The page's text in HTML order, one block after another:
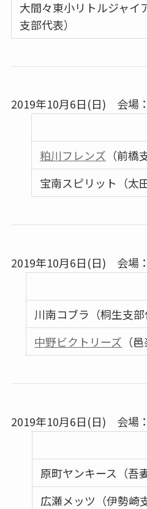
大間々東小リトルジャイ
支部代表）
2019年10月6日(日) 会場：
粕川フレンズ （前橋
宝南スピリット（太
2019年10月6日(日) 会場：
川南コブラ（桐生支部
中野ビクトリーズ （
2019年10月6日(日) 会場：
原町ヤンキース（吾
広瀬メッツ（伊勢崎